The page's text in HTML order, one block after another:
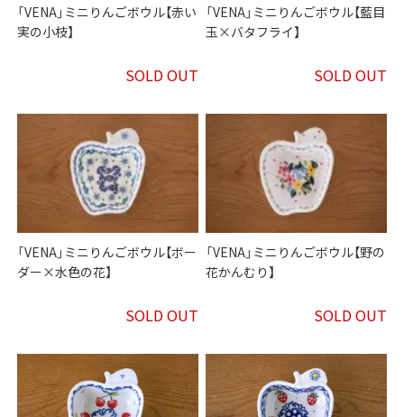
「VENA」ミニりんごボウル【赤い
実の小枝】
SOLD OUT
「VENA」ミニりんごボウル【藍目
玉×バタフライ】
SOLD OUT
「VENA」ミニりんごボウル【ボー
ダー×水色の花】
SOLD OUT
「VENA」ミニりんごボウル【野の
花かんむり】
SOLD OUT